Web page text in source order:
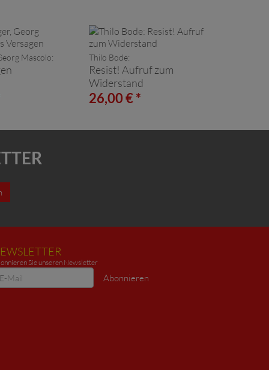
Mascolo: Thilo Bode:
Resist! Aufruf zum
Widerstand
26,00 € *
Sie unseren Newsletter
Abonnieren